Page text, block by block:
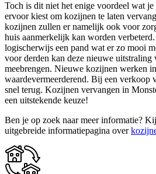
Toch is dit niet het enige voordeel wat
ervoor kiest om kozijnen te laten
kozijnen zullen er namelijk ook voor
huis aanmerkelijk kan worden
logischerwijs een pand wat er zo mooi
voor derden kan deze nieuwe uitstraling
meebrengen. Nieuwe kozijnen werken
waardevermeerderend. Bij een verkoop
snel terug. Kozijnen vervangen in
een uitstekende keuze!
Ben je op zoek naar meer informatie?
uitgebreide informatiepagina over